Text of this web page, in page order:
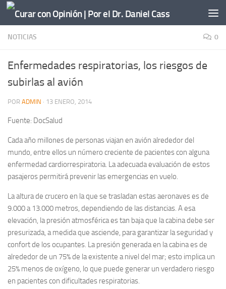
Saltar al contenido
NOTICIAS 0
Enfermedades respiratorias, los riesgos de
subirlas al avión
POR ADMIN · 13 ENERO, 2014
Fuente: DocSalud
Cada año millones de personas viajan en avión alrededor del
mundo, entre ellos un número creciente de pacientes con alguna
enfermedad cardiorrespiratoria. La adecuada evaluación de estos
pasajeros permitirá prevenir las emergencias en vuelo.
La altura de crucero en la que se trasladan estas aeronaves es de
9.000 a 13.000 metros, dependiendo de las distancias. A esa
elevación, la presión atmosférica es tan baja que la cabina debe ser
presurizada, a medida que asciende, para garantizar la seguridad y
confort de los ocupantes. La presión generada en la cabina es de
alrededor de un 75% de la existente a nivel del mar; esto implica un
25% menos de oxígeno, lo que puede generar un verdadero riesgo
en pacientes con dificultades respiratorias.